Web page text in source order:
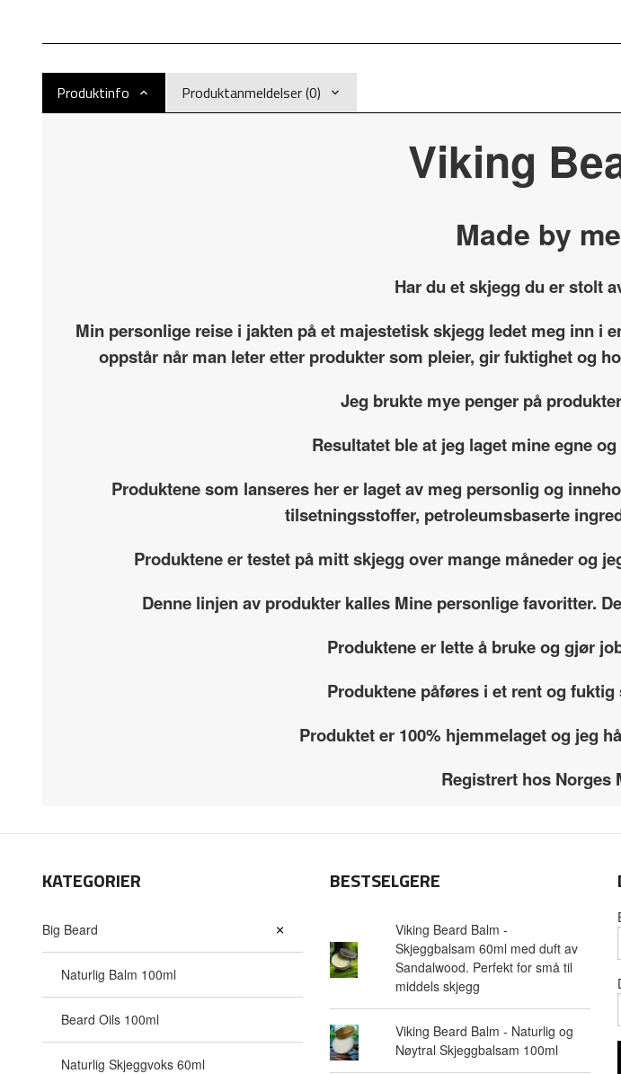
Produktinfo Produktanmeldelser (0)
Viking
Made by
Har du et skjegg du er stolt
Min personlige reise i jakten på et majestetisk skjegg ledet meg inn i
oppstår når man leter etter produkter som pleier, gir fuktighet og
Jeg brukte mye penger på
Resultatet ble at jeg laget mine egne
Produktene som lanseres her er laget av meg personlig og
tilsetningsstoffer, petroleumsbaserte
Produktene er testet på mitt skjegg over mange måneder og
Denne linjen av produkter kalles Mine personlige favoritter.
Produktene er lette å bruke og gjør
Produktene påføres i et rent og
Produktet er 100% hjemmelaget og jeg
Registrert hos Norges
KATEGORIER
Big Beard
Naturlig Balm 100ml
Beard Oils 100ml
Naturlig Skjeggvoks 60ml
BESTSELGERE
Viking Beard Balm -
Skjeggbalsam 60ml med duft av
Sandalwood. Perfekt for små til
middels skjegg
Viking Beard Balm - Naturlig og
Nøytral Skjeggbalsam 100ml